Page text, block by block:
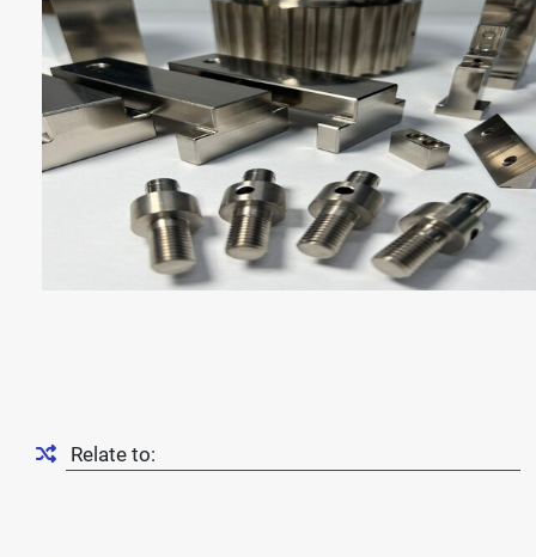
Relate to: